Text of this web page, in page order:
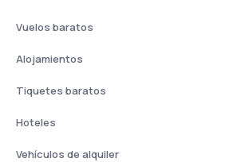
Vuelos baratos
Alojamientos
Tiquetes baratos
Hoteles
Vehículos de alquiler